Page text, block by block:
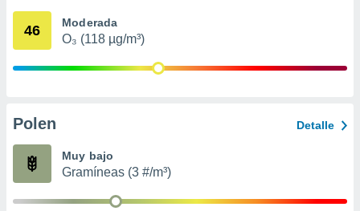
mediante
publicidad
de
46 Moderada
O₃ (118 µg/m³)
Polen Detalle
Muy bajo
Gramíneas (3 #/m³)